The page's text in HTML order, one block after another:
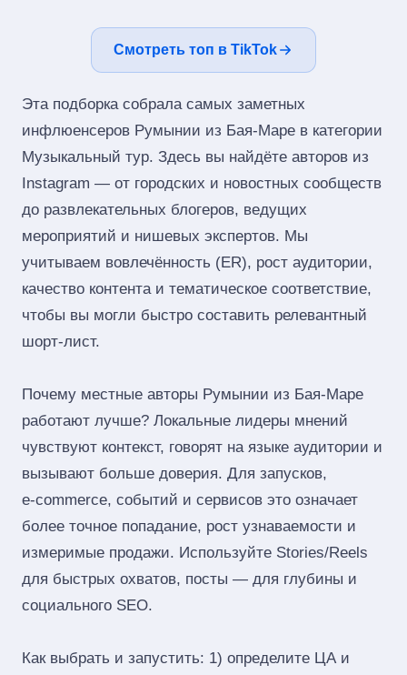
Смотреть топ в TikTok
Эта подборка собрала самых заметных
инфлюенсеров Румынии из Бая-Маре в категории
Музыкальный тур. Здесь вы найдёте авторов из
Instagram — от городских и новостных сообществ
до развлекательных блогеров, ведущих
мероприятий и нишевых экспертов. Мы
учитываем вовлечённость (ER), рост аудитории,
качество контента и тематическое соответствие,
чтобы вы могли быстро составить релевантный
шорт‑лист.
Почему местные авторы Румынии из Бая-Маре
работают лучше? Локальные лидеры мнений
чувствуют контекст, говорят на языке аудитории и
вызывают больше доверия. Для запусков,
e‑commerce, событий и сервисов это означает
более точное попадание, рост узнаваемости и
измеримые продажи. Используйте Stories/Reels
для быстрых охватов, посты — для глубины и
социального SEO.
Как выбрать и запустить: 1) определите ЦА и